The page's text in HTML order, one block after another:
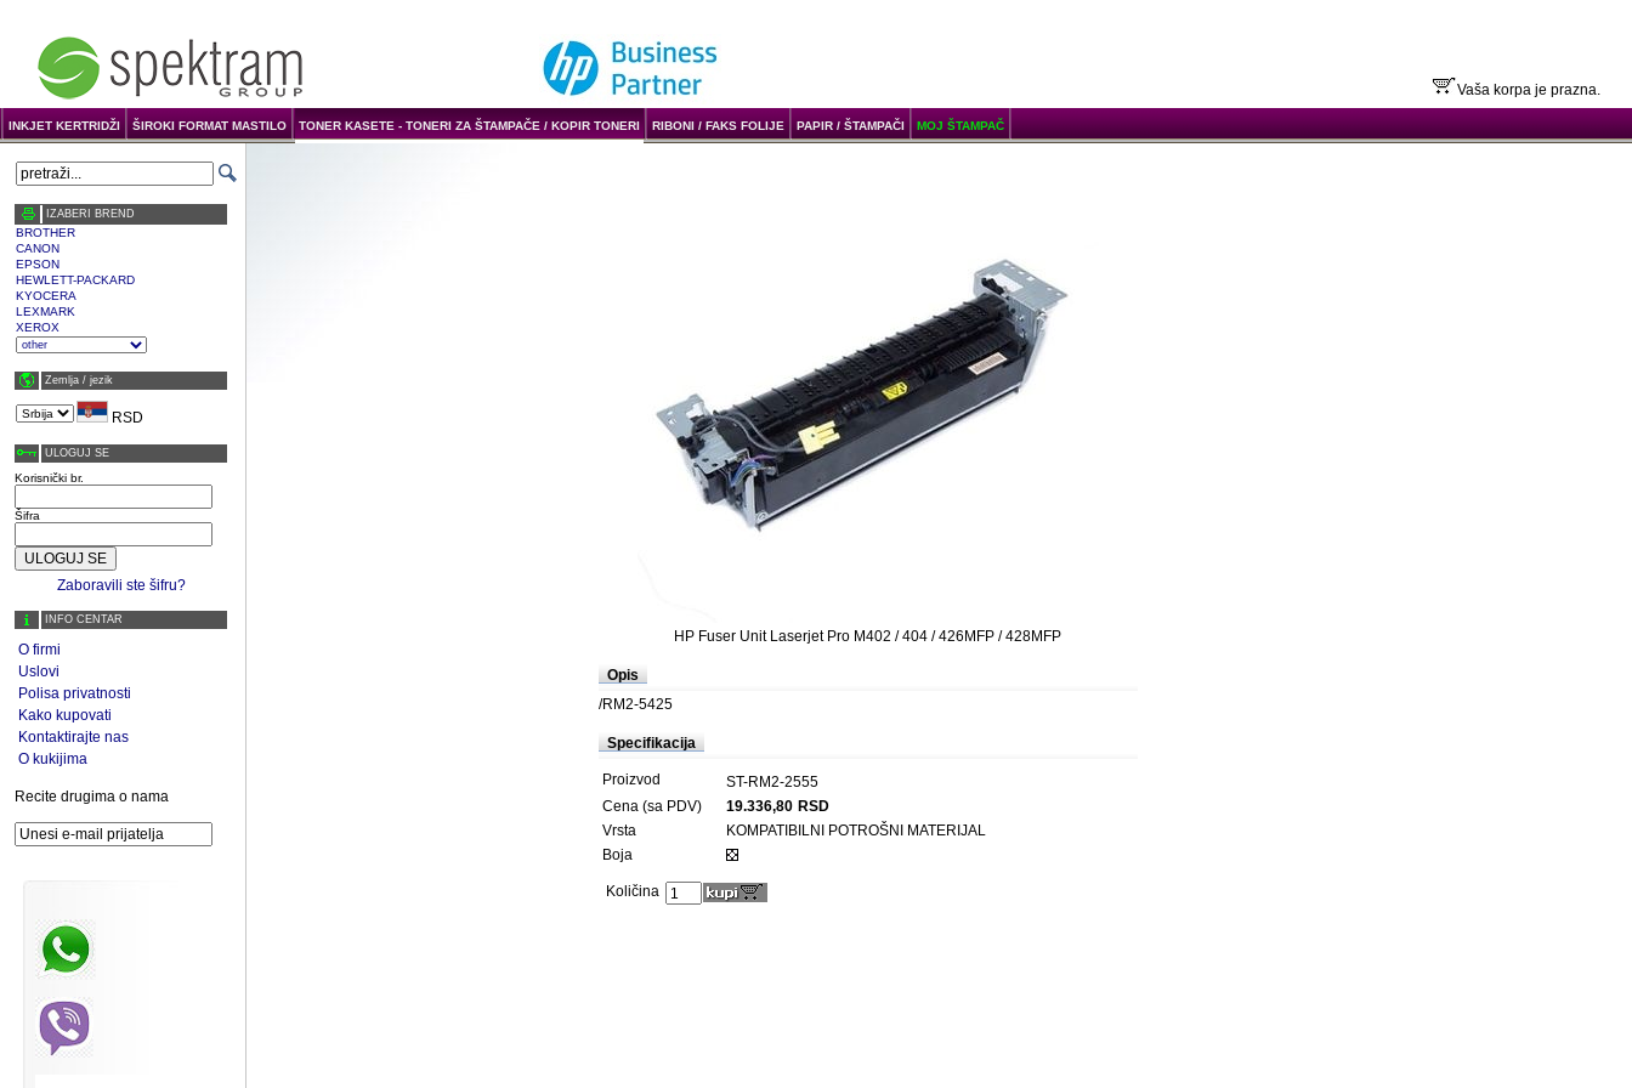
Vaša korpa je prazna.
INKJET KERTRIDŽI ŠIROKI FORMAT MASTILO TONER KASETE - TONERI ZA ŠTAMPAČE / KOPIR TONERI RIBONI / FAKS FOLIJE PAPIR / ŠTAMPAČI MOJ ŠTAMPAČ
IZABERI BREND
BROTHER
CANON
EPSON
HEWLETT-PACKARD
KYOCERA
LEXMARK
XEROX
Zemlja / јezik
RSD
ULOGUJ SE
Korisnički br.
Šifra
Zaboravili ste šifru?
INFO CENTAR
O firmi
Uslovi
Polisa privatnosti
Kako kupovati
Kontaktirajte nas
O kukijima
Recite drugima o nama
HP Fuser Unit Laserjet Pro M402 / 404 / 426MFP / 428MFP
Opis
/RM2-5425
Specifikacija
Proizvod
ST-RM2-2555
Cena (sa PDV)
19.336,80 RSD
Vrsta
KOMPATIBILNI POTROŠNI MATERIJAL
Boja
Količina